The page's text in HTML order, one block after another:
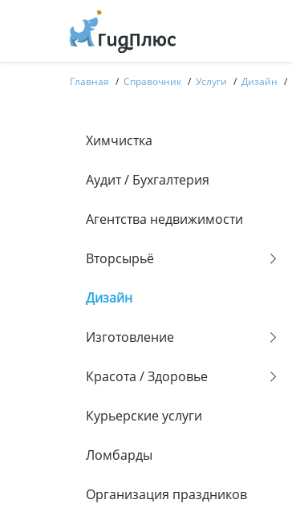
Главная Справочник Услуги Дизайн
Химчистка
Аудит / Бухгалтерия
Агентства недвижимости
Вторсырьё
Дизайн
Изготовление
Красота / Здоровье
Курьерские услуги
Ломбарды
Организация праздников